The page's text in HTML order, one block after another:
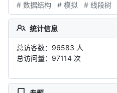
# 数据结构
# 模拟 # 线段树
统计信息
总访客数：96583 人
总访问量：97114 次